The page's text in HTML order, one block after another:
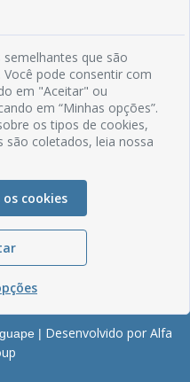
PB
08h às 13h
| Desenvolvido por Alfa
que são
pode consentir com
em "Aceitar" ou
em “Minhas opções”.
os tipos de cookies,
são coletados, leia nossa
cookies